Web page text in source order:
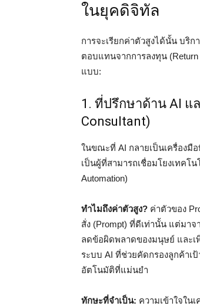
ในยุคดิจิทัล
การจะเรียกค่าตัวสูงได้นั้น บริ
ตอบแทนจากการลงทุน
แบบ:
1. ที่ปรึกษาด้าน AI แ
Consultant)
ในขณะที่ AI กลายเป็นเครื่องมื
เป็นผู้ที่สามารถเชื่อมโยงเทคโ
Automation)
ทำไมถึงค่าตัวสูง? ค่าตัวของ
สั่ง (Prompt) ที่ดีเท่านั้น แต่มา
ลดข้อผิดพลาดของมนุษย์ และเ
ระบบ AI ที่ช่วยคัดกรองลูกค้าเ
อัตโนมัติที่แม่นยำ
ทักษะที่จำเป็น: ความเข้าใจใน